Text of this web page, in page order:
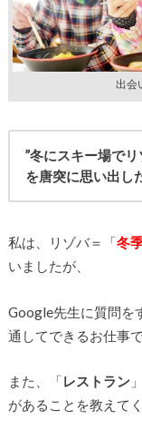
出会
”冬にスキー場で
を唐突に思い出し
私は、リゾバ＝「冬
いましたが、
Google先生に質問を
通してできるお仕事
また、「レストラン
があることを教えて